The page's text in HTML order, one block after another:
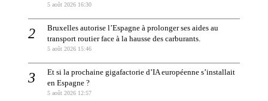
5 août 2026 16:30
Bruxelles autorise l’Espagne à prolonger ses aides au
transport routier face à la hausse des carburants.
5 août 2026 15:46
Et si la prochaine gigafactorie d’IA européenne s’installait
en Espagne ?
5 août 2026 12:57